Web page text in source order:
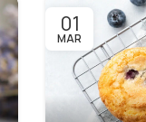
01
MAR